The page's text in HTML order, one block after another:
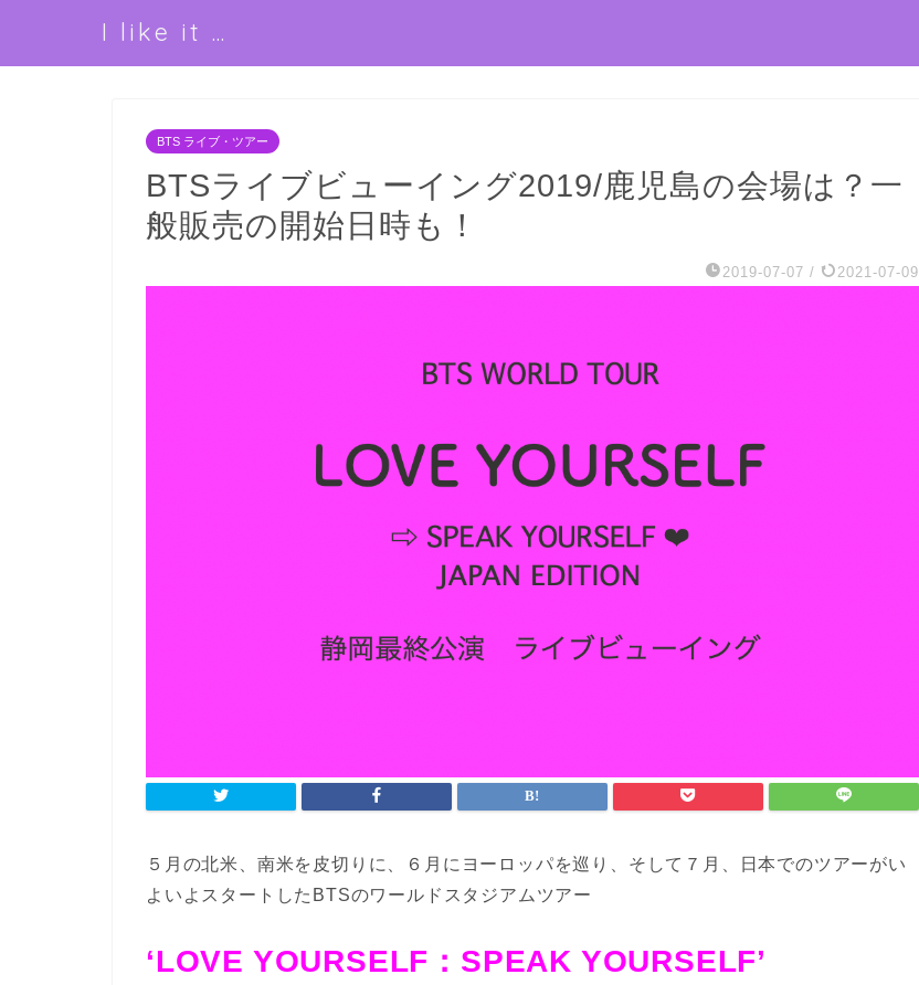
I like it …
BTS ライブ・ツアー
BTSライブビューイング2019/鹿児島の会場は？一
般販売の開始日時も！
2019-07-07 / 2021-07-09
５月の北米、南米を皮切りに、６月にヨーロッパを巡り、そして７月、日本でのツアーがい
よいよスタートした BTSのワールドスタジアムツアー
‘LOVE YOURSELF：SPEAK YOURSELF’